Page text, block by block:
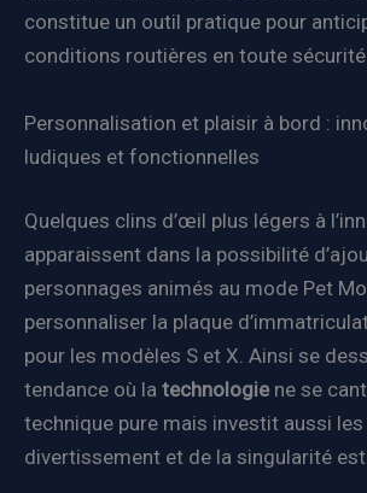
constitue un outil pratique pour
conditions routières en toute
Personnalisation et plaisir à bord :
ludiques et fonctionnelles
Quelques clins d’œil plus légers à
apparaissent dans la possibilité
personnages animés au mode Pet
personnaliser la plaque
pour les modèles S et X. Ainsi se
tendance où la technologiene se
technique pure mais investit aussi
divertissement et de la singularité